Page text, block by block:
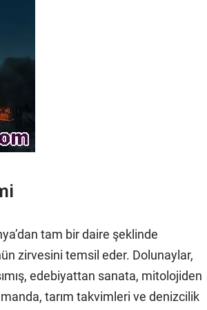
tam bir daire şeklinde
zirvesini temsil eder. Dolunaylar,
edebiyattan sanata, mitolojiden
tarım takvimleri ve denizcilik